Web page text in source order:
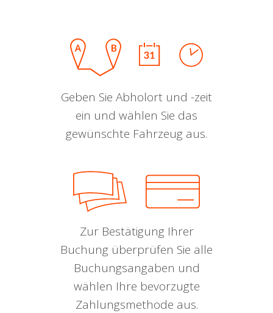
Geben Sie Abholort und -zeit
ein und wählen Sie das
gewünschte Fahrzeug aus.
Zur Bestätigung Ihrer
Buchung überprüfen Sie alle
Buchungsangaben und
wählen Ihre bevorzugte
Zahlungsmethode aus.